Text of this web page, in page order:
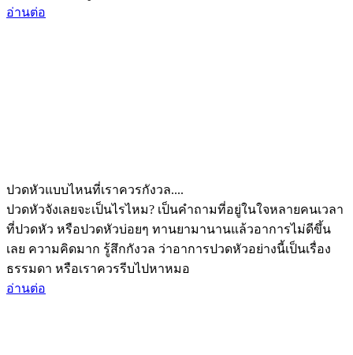
อ่านต่อ
ปวดหัวแบบไหนที่เราควรกังวล....
ปวดหัวจังเลยจะเป็นไรไหม? เป็นคำถามที่อยู่ในใจหลายคนเวลา
ที่ปวดหัว หรือปวดหัวบ่อยๆ ทานยามานานแล้วอาการไม่ดีขึ้น
เลย ความคิดมาก รู้สึกกังวล ว่าอาการปวดหัวอย่างนี้เป็นเรื่อง
ธรรมดา หรือเราควรรีบไปหาหมอ
อ่านต่อ